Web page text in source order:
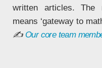
written articles. The
means ‘gateway to
✍ Our core team